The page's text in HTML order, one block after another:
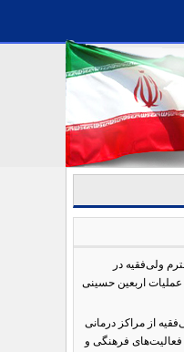
ولی‌فقیه در
اربعین حسینی
از مراکز درمانی
فعالیت‌های فرهنگی و